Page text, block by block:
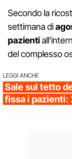
Secondo la
settimana di
pazienti
del complesso
LEGGI ANCHE
Sale sul tetto
fissa i pazienti: